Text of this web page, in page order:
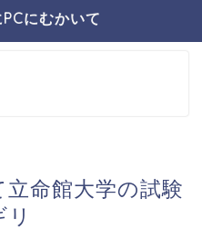
にむかいて
命館大学の試験